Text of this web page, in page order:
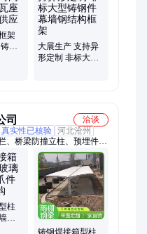
架
钢
大展生产 支持异
形定制 非标大型
司
洽谈
真实性已核验 河北沧州
、桥梁防撞立柱、预埋件、
、雨棚钢梁、五金冲压、挡
栏支架、防撞立柱、护栏、
支架、围栏、隔离栏、牛腿
柱
点
铸钢焊接箱型柱